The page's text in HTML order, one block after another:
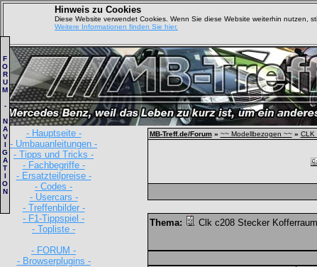
Hinweis zu Cookies
Diese Website verwendet Cookies. Wenn Sie diese Website weiterhin nutzen,
Weitere Informationen finden Sie hier.
- Hauptseite -
- Umbauanleitungen -
- Tipps und Tricks -
- Fachbegriffe -
- Ersatzteilpreise -
- Codes -
- Usercars -
- Treffenbilder -
- F1-Tippspiel -
- Topliste -
- FORUM -
- Browserplugins -
F
O
R
U
M
-
N
A
V
I
G
A
T
I
O
N
MB-Treff.de/Forum » ~~ Modellbezogen ~~ » CLK
Thema: Clk c208 Stecker Kofferraum